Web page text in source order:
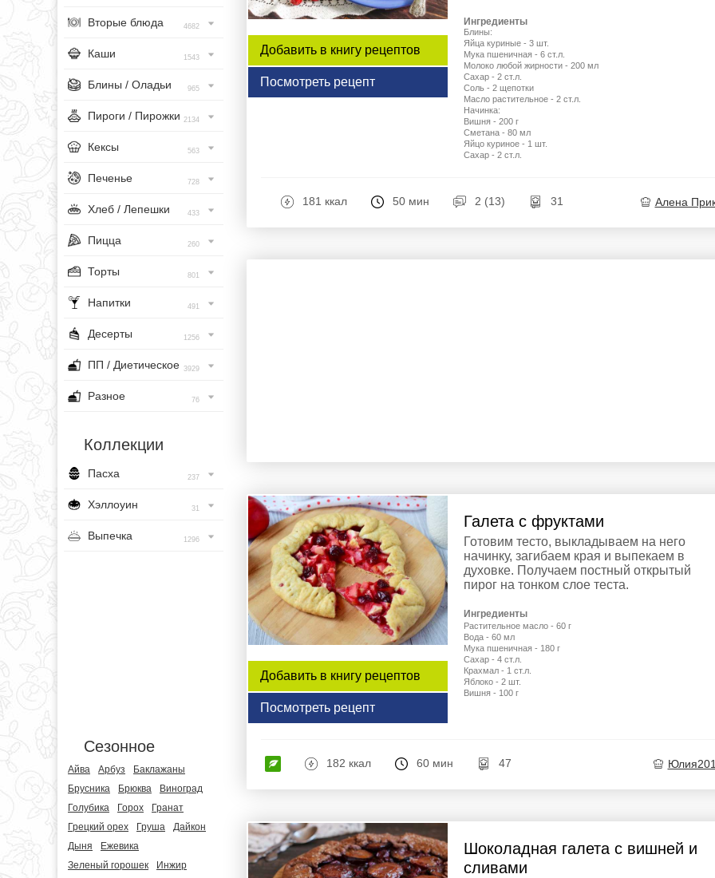
Вторые блюда 4682
Каши 1543
Блины / Оладьи 965
Пироги / Пирожки 2134
Кексы 563
Печенье 728
Хлеб / Лепешки 433
Пицца 260
Торты 801
Напитки 491
Десерты 1256
ПП / Диетическое 3929
Разное 76
Коллекции
Пасха 237
Хэллоуин 31
Выпечка 1296
Сезонное
Айва Арбуз
Баклажаны
Брусника
Брюква
Виноград
Голубика
Горох
Гранат
Грецкий орех
Груша
Дайкон
Дыня
Ежевика
Зеленый горошек
Инжир
Добавить в книгу рецептов
Посмотреть рецепт
Ингредиенты
Блины:
Яйца куриные - 3 шт.
Мука пшеничная - 6 ст.л.
Молоко любой жирности - 200 мл
Сахар - 2 ст.л.
Соль - 2 щепотки
Масло растительное - 2 ст.л.
Начинка:
Вишня - 200 г
Сметана - 80 мл
Яйцо куриное - 1 шт.
Сахар - 2 ст.л.
181 ккал 50 мин 2 (13) 31 Алена
Добавить в книгу рецептов
Посмотреть рецепт
Галета с фруктами
Готовим тесто, выкладываем на него
начинку, загибаем края и выпекаем в
духовке. Получаем постный открытый
пирог на тонком слое теста.
Ингредиенты
Растительное масло - 60 г
Вода - 60 мл
Мука пшеничная - 180 г
Сахар - 4 ст.л.
Крахмал - 1 ст.л.
Яблоко - 2 шт.
Вишня - 100 г
182 ккал 60 мин 47
Шоколадная галета с вишней и
сливами